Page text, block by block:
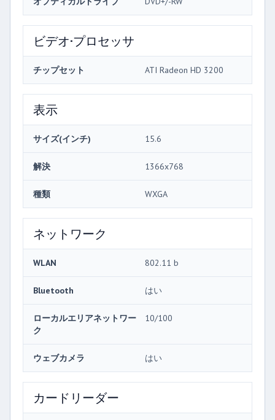
ビデオ·プロセッサ
チップセット ATI Radeon HD 3200
表示
サイズ(インチ) 15.6
解決 1366x768
種類 WXGA
ネットワーク
WLAN 802.11 b
Bluetooth はい
ローカルエリアネットワー
ク
10/100
ウェブカメラ はい
カードリーダー